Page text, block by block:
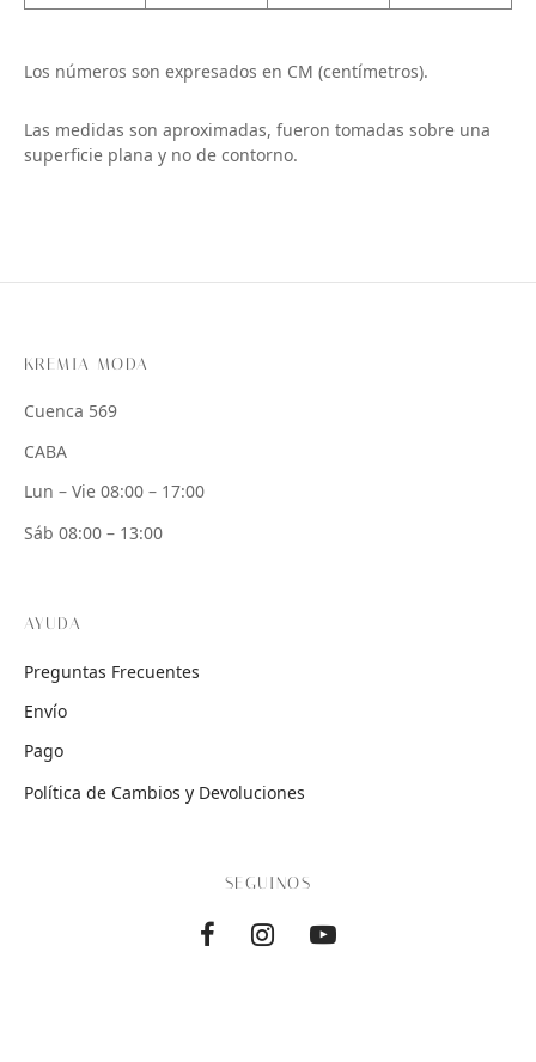
Los números son expresados en CM (centímetros).
Las medidas son aproximadas, fueron tomadas sobre una
superficie plana y no de contorno.
KREMIA MODA
Cuenca 569
CABA
Lun – Vie 08:00 – 17:00
Sáb 08:00 – 13:00
AYUDA
Preguntas Frecuentes
Envío
Pago
Política de Cambios y Devoluciones
SEGUINOS